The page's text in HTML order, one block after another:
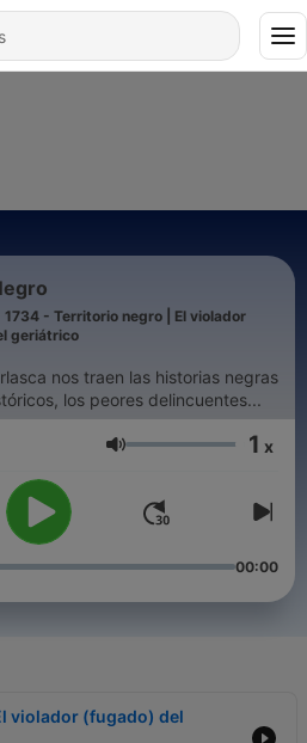
1734 - Territorio negro | El violador
geriátrico
nos traen las historias negras
los peores delincuentes...
Volume 1 x
00:00
violador (fugado) del